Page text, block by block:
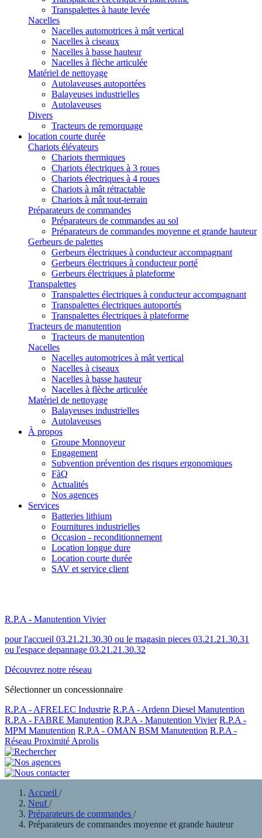
Transpalettes à haute levée
Nacelles
Nacelles automotrices à mât vertical
Nacelles à ciseaux
Nacelles à basse hauteur
Nacelles à flèche articulée
Matériel de nettoyage
Autolaveuses autoportées
Balayeuses industrielles
Autolaveuses
Divers
Tracteurs de remorquage
location courte durée
Chariots élévateurs
Chariots thermiques
Chariots électriques à 3 roues
Chariots électriques à 4 roues
Chariots à mât rétractable
Chariots à mât tout-terrain
Préparateurs de commandes
Préparateurs de commandes au sol
Préparateurs de commandes moyenne et grande hauteur
Gerbeurs de palettes
Gerbeurs électriques à conducteur accompagnant
Gerbeurs électriques à conducteur porté
Gerbeurs électriques à plateforme
Transpalettes
Transpalettes électriques à conducteur accompagnant
Transpalettes électriques autoportés
Transpalettes électriques à plateforme
Tracteurs de manutention
Tracteurs de manutention
Nacelles
Nacelles automotrices à mât vertical
Nacelles à ciseaux
Nacelles à basse hauteur
Nacelles à flèche articulée
Matériel de nettoyage
Balayeuses industrielles
Autolaveuses
À propos
Groupe Monnoyeur
Engagement
Subvention prévention des risques ergonomiques
FàQ
Actualités
Nos agences
Services
Batteries lithium
Fournitures industrielles
Occasion - reconditionnement
Location longue dure
Location courte durée
SAV et service client
R.P.A - Manutention Vivier
pour l'accueil 03.21.21.30.30 ou le magasin pieces 03.21.21.30.31
ou l'espace depannage 03.21.21.30.32
Découvrez notre réseau
Sélectionner un concessionnaire
R.P.A - AFRELEC Industrie R.P.A - Ardenn Diesel Manutention
R.P.A - FABRE Manutention R.P.A - Manutention Vivier R.P.A -
MPM Manutention R.P.A - OMAN BSM Manutention R.P.A -
Réseau Proximité Aprolis
Accueil /
Neuf /
Préparateurs de commandes /
Préparateurs de commandes moyenne et grande hauteur